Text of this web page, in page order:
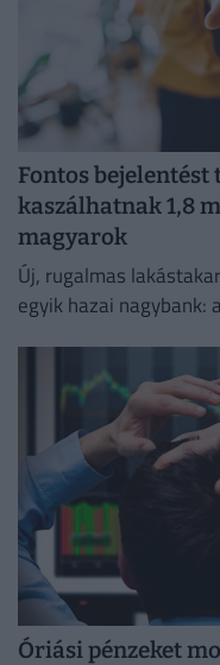
Fontos bejelentést
kaszálhatnak 1,8
magyarok
Új, rugalmas
egyik hazai nagybank:
Óriási pénzeket